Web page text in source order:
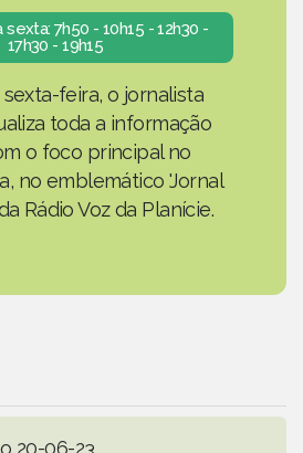
7h50 - 10h15 - 12h30 -
17h30 - 19h15
feira, o jornalista
toda a informação
o foco principal no
no emblemático 'Jornal
Rádio Voz da Planície.